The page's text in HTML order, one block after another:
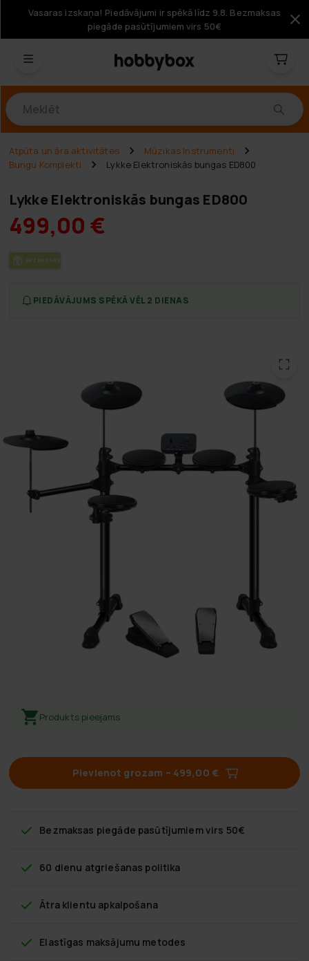
Vasaras izskaņa! Piedāvājumi ir spēkā līdz 9.8. Bezmaksas
piegāde pasūtījumiem virs 50€
Atpūta un āra aktivitātes
Mūzikas Instrumenti
Bungu Komplekti
Lykke Elektroniskās bungas ED800
Lykke Elektroniskās bungas ED800
499,00 €
BEZ­MAK­SAS PIE­GĀ­DE
PIEDĀVĀJUMS SPĒKĀ VĒL 2 DIENAS
Produkts pieejams
Pievienot grozam – 499,00 €
Bezmaksas piegāde pasūtījumiem virs 50€
60 dienu atgriešanas politika
Ātra klientu apkalpošana
Elastīgas maksājumu metodes